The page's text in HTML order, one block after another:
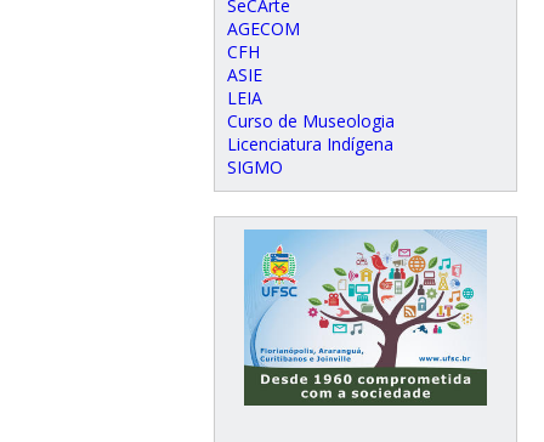
SeCArte
AGECOM
CFH
ASIE
LEIA
Curso de Museologia
Licenciatura Indígena
SIGMO